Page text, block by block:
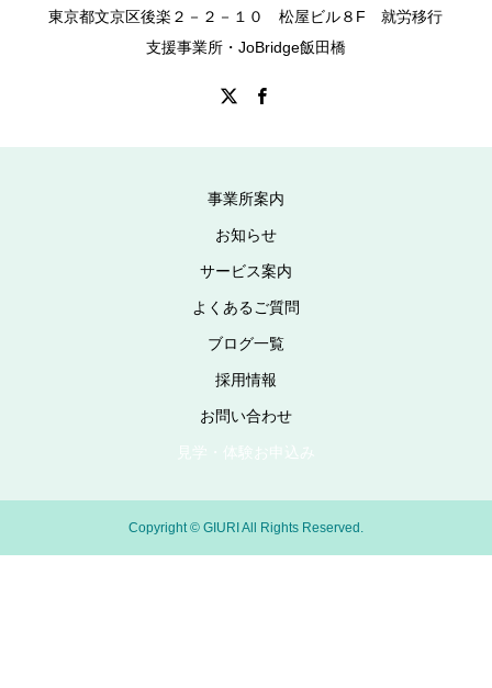
東京都文京区後楽２－２－１０ 松屋ビル８F 就労移行
支援事業所・JoBridge飯田橋
事業所案内
お知らせ
サービス案内
よくあるご質問
ブログ一覧
採用情報
お問い合わせ
見学・体験お申込み
Copyright © GIURI All Rights Reserved.